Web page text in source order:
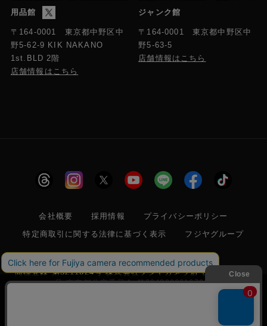
用品館
〒164-0001 東京都中野区中
野5-62-9 KIK NAKANO
1st.BLD 2階
店舗情報はこちら
ジャンク館
〒164-0001 東京都中野区中
野5-63-5
店舗情報はこちら
会社概要 採用情報
プライバシーポリシー
特定商取引に関する法律に基づく表示
フジヤグループ
商標登録 第5211024号 株式会社フジヤカメラ店 古物商許可番
号 東京都公安委員会 第304399601272号